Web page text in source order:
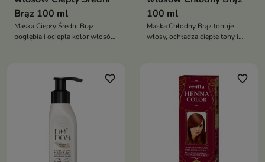
Brąz 100 ml
Maska Ciepły Średni Brąz
pogłębia i ociepla kolor włosów,
100 ml
Maska Chłodny Brąz tonuje
włosy, ochładza ciepłe tony i
favorite_border favorite_border